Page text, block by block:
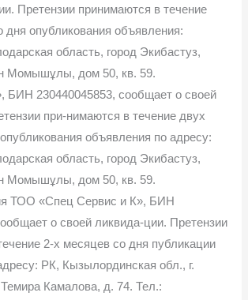
Претензии принимаются в течение
дня опубликования объявления:
область, город Экибастуз,
Момышұлы, дом 50, кв. 59.
230440045853, сообщает о своей
при-нимаются в течение двух
объявления по адресу:
область, город Экибастуз,
Момышұлы, дом 50, кв. 59.
ТОО «Спец Сервис и К», БИН
о своей ликвида-ции. Претензии
2-х месяцев со дня публикации
РК, Кызылординская обл., г.
Камалова, д. 74. Тел.: